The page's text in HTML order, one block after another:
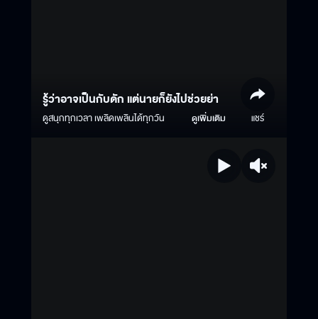
รู้ว่าอาจเป็นกับดัก แต่นายก็ยังไปช่วยย่า
ดูสนุกทุกเวลา เพลิดเพลินได้ทุกวัน ดูเพิ่มเติม แชร์